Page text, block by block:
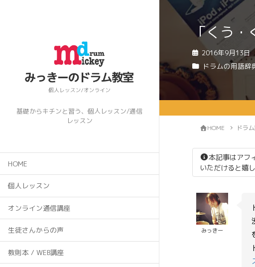
基礎からキチンと習う、個人レッスン/通信
レッスン
HOME
個人レッスン
オンライン通信講座
生徒さんからの声
教則本 / WEB講座
「くう・
2016年9月13日
ドラムの用語辞
HOME ドラ
本記事はアフ
いただけると嬉し
みっきー